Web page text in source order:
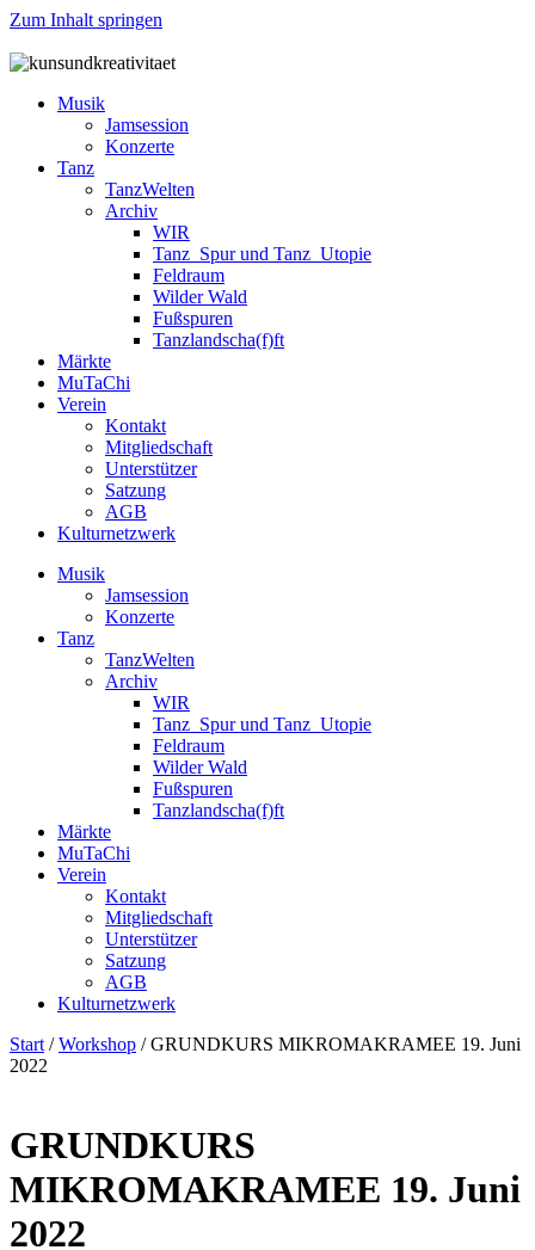
Zum Inhalt springen
Musik
Jamsession
Konzerte
Tanz
TanzWelten
Archiv
WIR
Tanz_Spur und Tanz_Utopie
Feldraum
Wilder Wald
Fußspuren
Tanzlandscha(f)ft
Märkte
MuTaChi
Verein
Kontakt
Mitgliedschaft
Unterstützer
Satzung
AGB
Kulturnetzwerk
Musik
Jamsession
Konzerte
Tanz
TanzWelten
Archiv
WIR
Tanz_Spur und Tanz_Utopie
Feldraum
Wilder Wald
Fußspuren
Tanzlandscha(f)ft
Märkte
MuTaChi
Verein
Kontakt
Mitgliedschaft
Unterstützer
Satzung
AGB
Kulturnetzwerk
Start /Workshop / GRUNDKURS MIKROMAKRAMEE 19. Juni
2022
GRUNDKURS
MIKROMAKRAMEE 19. Juni
2022